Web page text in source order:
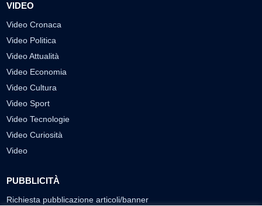
VIDEO
Video Cronaca
Video Politica
Video Attualità
Video Economia
Video Cultura
Video Sport
Video Tecnologie
Video Curiosità
Video
PUBBLICITÀ
Richiesta pubblicazione articoli/banner